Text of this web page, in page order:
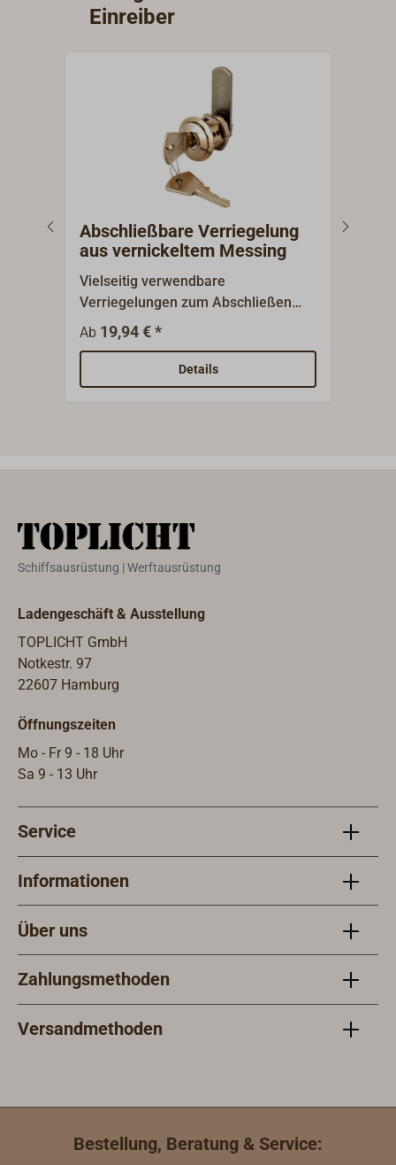
Einreiber
Abschließbare Verriegelung
aus vernickeltem Messing
Vielseitig verwendbare
Verriegelungen zum Abschließen
von Schapps, Steckschotten,
Schranktüren oder Briefkästen. Der
Korpus ist aus vernickeltem Messing,
die Schließnase (Länge 40 mm) ist
Ab 19,94 € *
Details
Schiffsausrüstung | Werftausrüstung
Ladengeschäft & Ausstellung
TOPLICHT GmbH
Notkestr. 97
22607 Hamburg
Öffnungszeiten
Mo - Fr 9 - 18 Uhr
Sa 9 - 13 Uhr
Service
Informationen
Über uns
Zahlungsmethoden
Versandmethoden
Bestellung, Beratung & Service: